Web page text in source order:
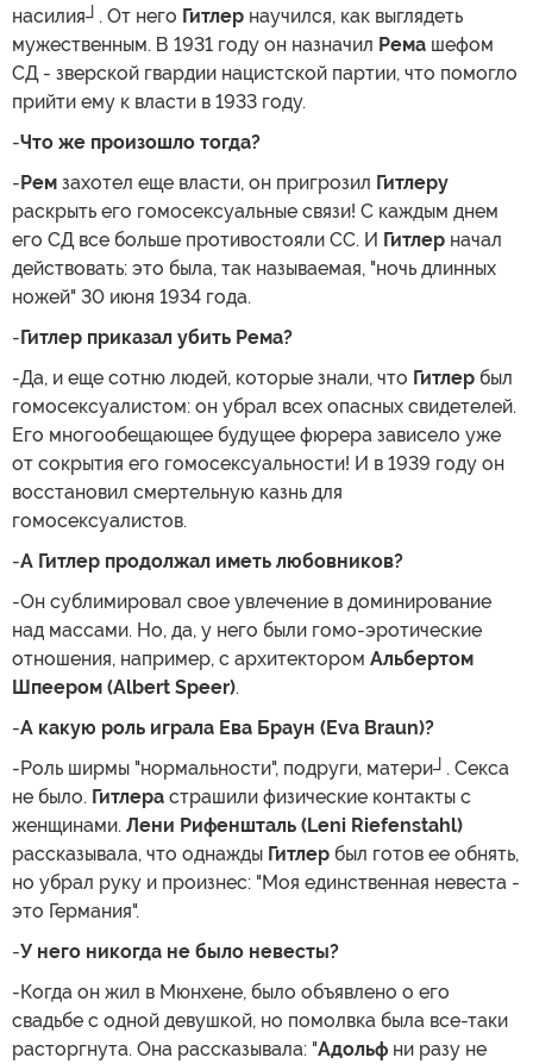
насилия┘. От него Гитлер научился, как выглядеть
мужественным. В 1931 году он назначил Рема шефом
СД - зверской гвардии нацистской партии, что помогло
прийти ему к власти в 1933 году.
-Что же произошло тогда?
-Рем захотел еще власти, он пригрозил Гитлеру
раскрыть его гомосексуальные связи! С каждым днем
его СД все больше противостояли СС. И Гитлер начал
действовать: это была, так называемая, "ночь длинных
ножей" 30 июня 1934 года.
-Гитлер приказал убить Рема?
-Да, и еще сотню людей, которые знали, что Гитлер был
гомосексуалистом: он убрал всех опасных свидетелей.
Его многообещающее будущее фюрера зависело уже
от сокрытия его гомосексуальности! И в 1939 году он
восстановил смертельную казнь для
гомосексуалистов.
-А Гитлер продолжал иметь любовников?
-Он сублимировал свое увлечение в доминирование
над массами. Но, да, у него были гомо-эротические
отношения, например, с архитектором Альбертом
Шпеером (Albert Speer).
-А какую роль играла Ева Браун (Eva Braun)?
-Роль ширмы "нормальности", подруги, матери┘. Секса
не было. Гитлера страшили физические контакты с
женщинами. Лени Рифеншталь (Leni Riefenstahl)
рассказывала, что однажды Гитлер был готов ее обнять,
но убрал руку и произнес: "Моя единственная невеста -
это Германия".
-У него никогда не было невесты?
-Когда он жил в Мюнхене, было объявлено о его
свадьбе с одной девушкой, но помолвка была все-таки
расторгнута. Она рассказывала: "Адольф ни разу не